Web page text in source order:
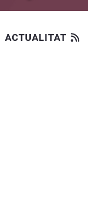
ACTUALITAT